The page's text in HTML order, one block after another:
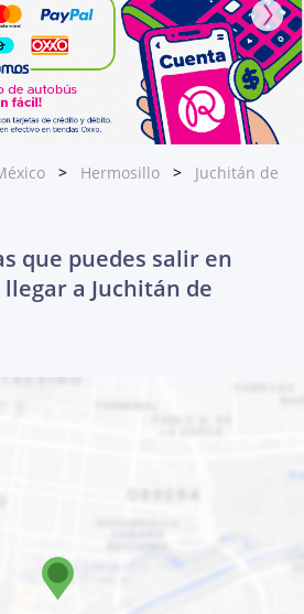
Hermosillo
Juchitán de
que puedes salir en
a Juchitán de